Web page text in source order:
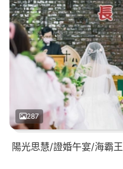
287
陽光思慧/證婚午宴/海霸王